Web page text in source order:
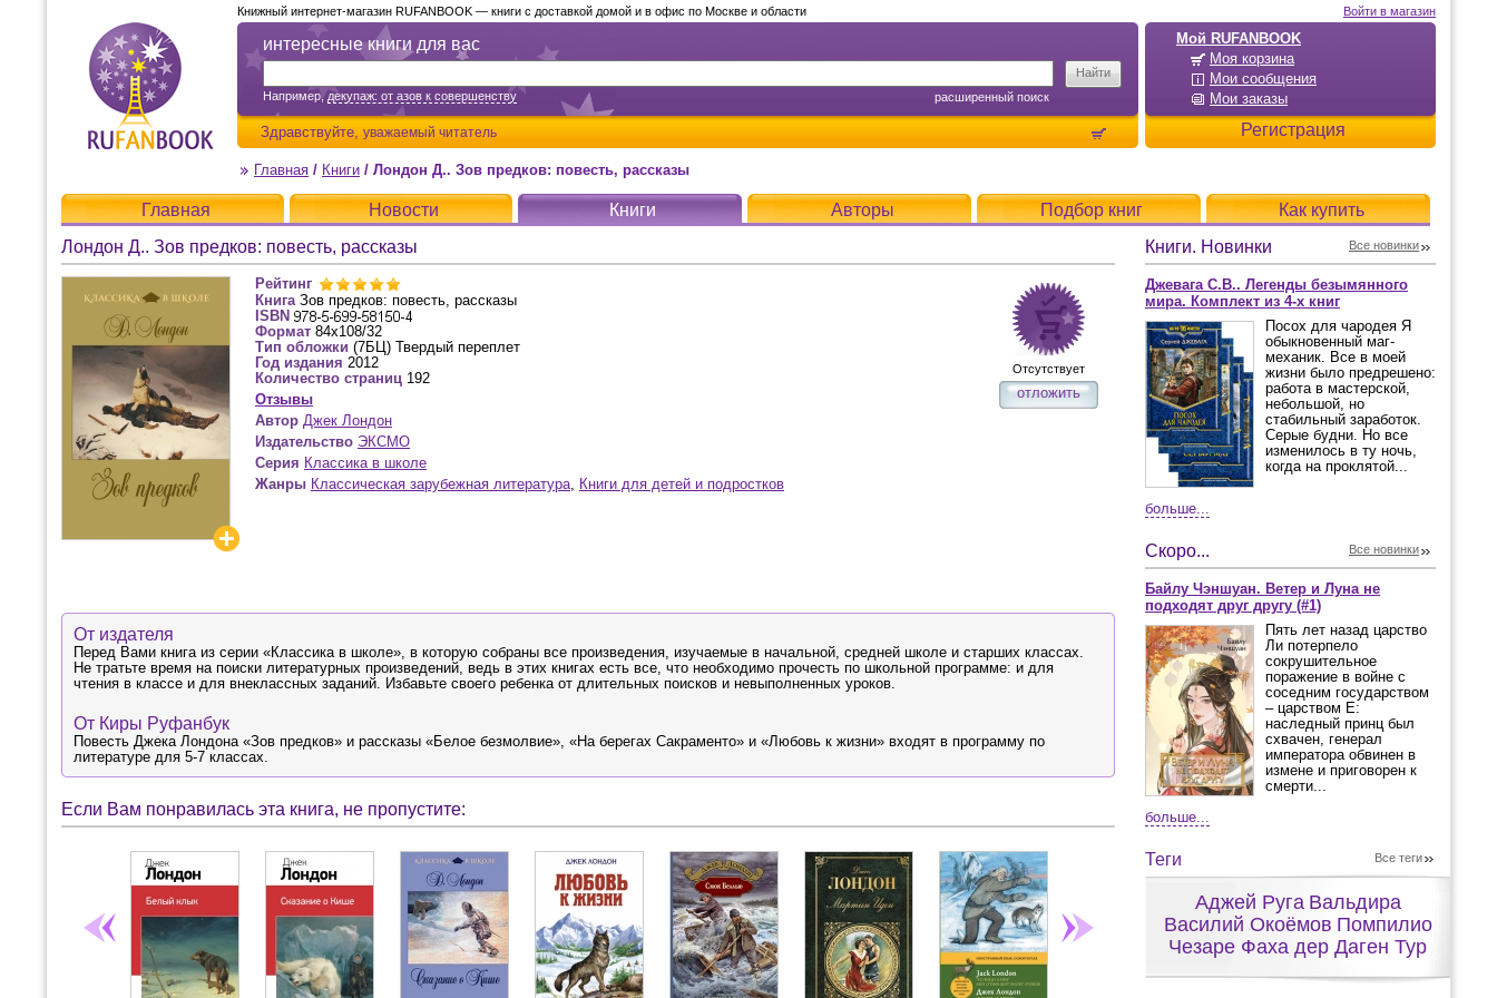
Мой RUFANBOOK
Моя корзина
Мои сообщения
Мои заказы
Регистрация
Войти в магазин
интересные книги для вас
Например,декупаж: от азов к совершенству расширенный поиск
Здравствуйте, уважаемый читатель
Книжный интернет-магазин RUFANBOOK — книги с доставкой домой и в офис по Москве и области
Главная / Книги / Лондон Д.. Зов предков: повесть, рассказы
Главная Новости Книги Авторы Подбор книг
Как купить
Лондон Д.. Зов предков: повесть, рассказы
Рейтинг
Книга Зов предков: повесть, рассказы
ISBN
Формат 84x108/32
Тип обложки (7БЦ) Твердый переплет
Год издания 2012
Количество страниц 192
Отзывы
Автор Джек Лондон
Издательство ЭКСМО
Серия Классика в школе
Жанры Классическая зарубежная литература, Книги для детей и подростков
Отсутствует
отложить
От издателя
Перед Вами книга из серии «Классика в школе», в которую собраны все произведения, изучаемые в начальной, средней школе и старших классах.
Не тратьте время на поиски литературных произведений, ведь в этих книгах есть все, что необходимо прочесть по школьной программе: и для
чтения в классе и для внеклассных заданий. Избавьте своего ребенка от длительных поисков и невыполненных уроков.
От Киры Руфанбук
Повесть Джека Лондона «Зов предков» и рассказы «Белое безмолвие», «На берегах Сакраменто» и «Любовь к жизни» входят в программу по
литературе для 5-7 классах.
Если Вам понравилась эта книга, не пропустите:
Книги. Новинки Все новинки
Джевага С.В.. Легенды безымянного
мира. Комплект из 4-х книг
Посох для чародея Я
обыкновенный маг-
механик. Все в моей
жизни было предрешено:
работа в мастерской,
небольшой, но
стабильный заработок.
Серые будни. Но все
изменилось в ту ночь,
когда на проклятой...
больше...
Скоро... Все новинки
Байлу Чэншуан. Ветер и Луна не
подходят друг другу (#1)
Пять лет назад царство
Ли потерпело
сокрушительное
поражение в войне с
соседним государством
– царством Е:
наследный принц был
схвачен, генерал
императора обвинен в
измене и приговорен к
смерти...
больше...
Теги Все теги
Аджей Руга Вальдира
Василий Окоёмов Помпилио
Чезаре Фаха дер Даген Тур